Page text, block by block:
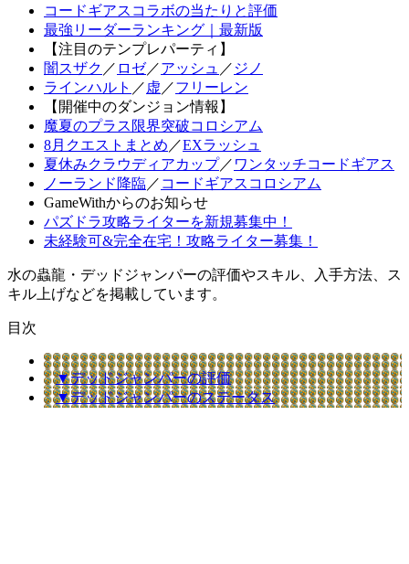
コードギアスコラボの当たりと評価
最強リーダーランキング｜最新版
【注目のテンプレパーティ】
闇スザク ／ ロゼ／アッシュ ／ ジノ
ラインハルト ／ 虚 ／フリーレン
【開催中のダンジョン情報】
魔夏のプラス限界突破コロシアム
8月クエストまとめ ／EXラッシュ
夏休みクラウディアカップ／ ワンタッチコードギアス
ノーランド降臨／ コードギアスコロシアム
GameWithからのお知らせ
パズドラ攻略ライターを新規募集中！
未経験可&完全在宅！攻略ライター募集！
水の蟲龍・デッドジャンパーの評価やスキル、入手方法、ス
キル上げなどを掲載しています。
目次
▼デッドジャンパーの評価
▼デッドジャンパーのステータス